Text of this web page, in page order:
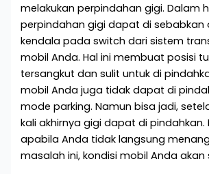
melakukan perpindahan gigi. Dalam
perpindahan gigi dapat di sebabkan
kendala pada switch dari sistem
mobil Anda. Hal ini membuat posisi
tersangkut dan sulit untuk di
mobil Anda juga tidak dapat di
mode parking. Namun bisa jadi,
kali akhirnya gigi dapat di pindahkan.
apabila Anda tidak langsung
masalah ini, kondisi mobil Anda akan